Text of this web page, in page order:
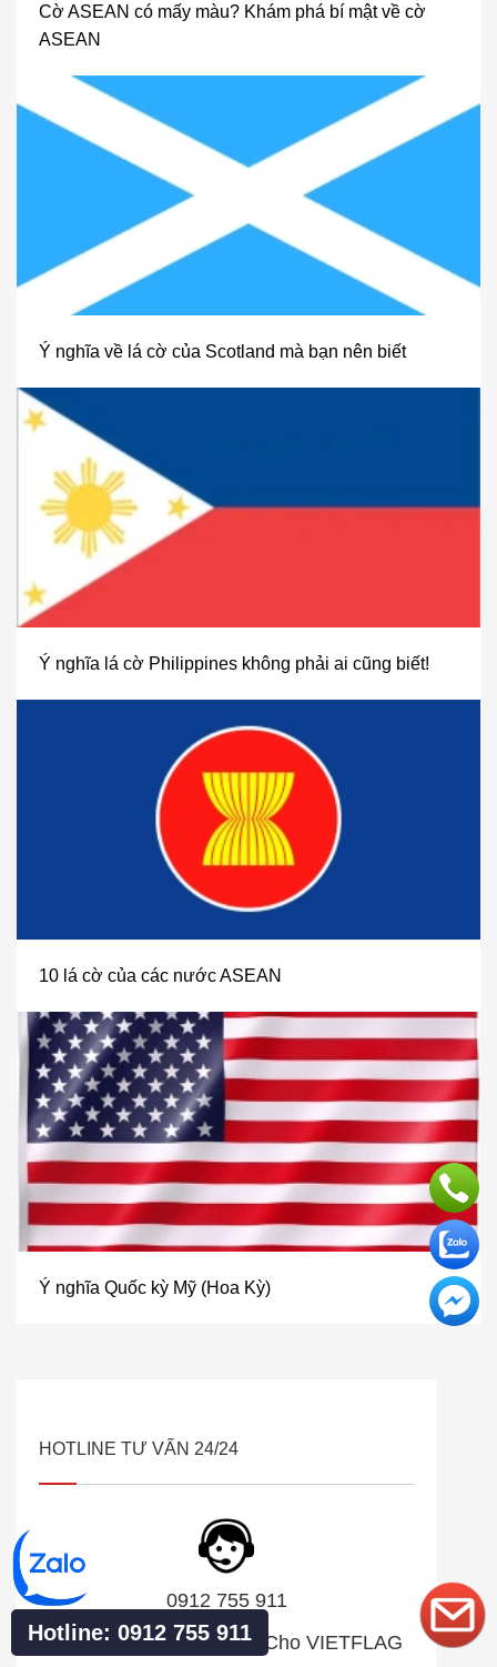
Cờ ASEAN có mấy màu? Khám phá bí mật về cờ
ASEAN
Ý nghĩa về lá cờ của Scotland mà bạn nên biết
Ý nghĩa lá cờ Philippines không phải ai cũng biết!
10 lá cờ của các nước ASEAN
Ý nghĩa Quốc kỳ Mỹ (Hoa Kỳ)
HOTLINE TƯ VẤN 24/24
0912 755 911
Gửi Tin Nhắn Trực Tiếp Cho VIETFLAG
Hotline: 0912 755 911